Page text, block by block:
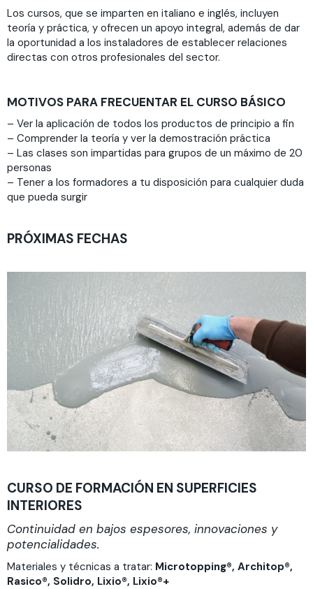
Los cursos, que se imparten en italiano e inglés, incluyen
teoría y práctica, y ofrecen un apoyo integral, además de dar
la oportunidad a los instaladores de establecer relaciones
directas con otros profesionales del sector.
MOTIVOS PARA FRECUENTAR EL CURSO BÁSICO
– Ver la aplicación de todos los productos de principio a fin
– Comprender la teoría y ver la demostración práctica
– Las clases son impartidas para grupos de un máximo de 20
personas
– Tener a los formadores a tu disposición para cualquier duda
que pueda surgir
PRÓXIMAS FECHAS
CURSO DE FORMACIÓN EN SUPERFICIES
INTERIORES
Continuidad en bajos espesores, innovaciones y
potencialidades.
Materiales y técnicas a tratar: Microtopping®, Architop®,
Rasico®, Solidro, Lixio®, Lixio®+